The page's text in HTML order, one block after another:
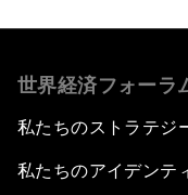
世界経済フォーラ
私たちのストラテジ
私たちのアイデンテ